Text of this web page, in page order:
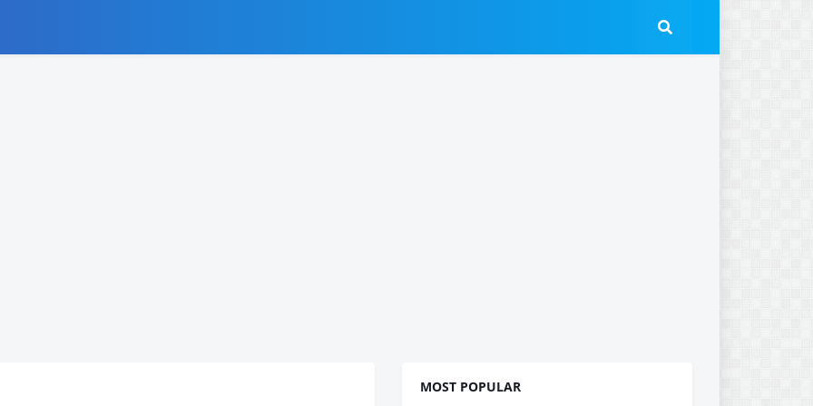
MOST POPULAR